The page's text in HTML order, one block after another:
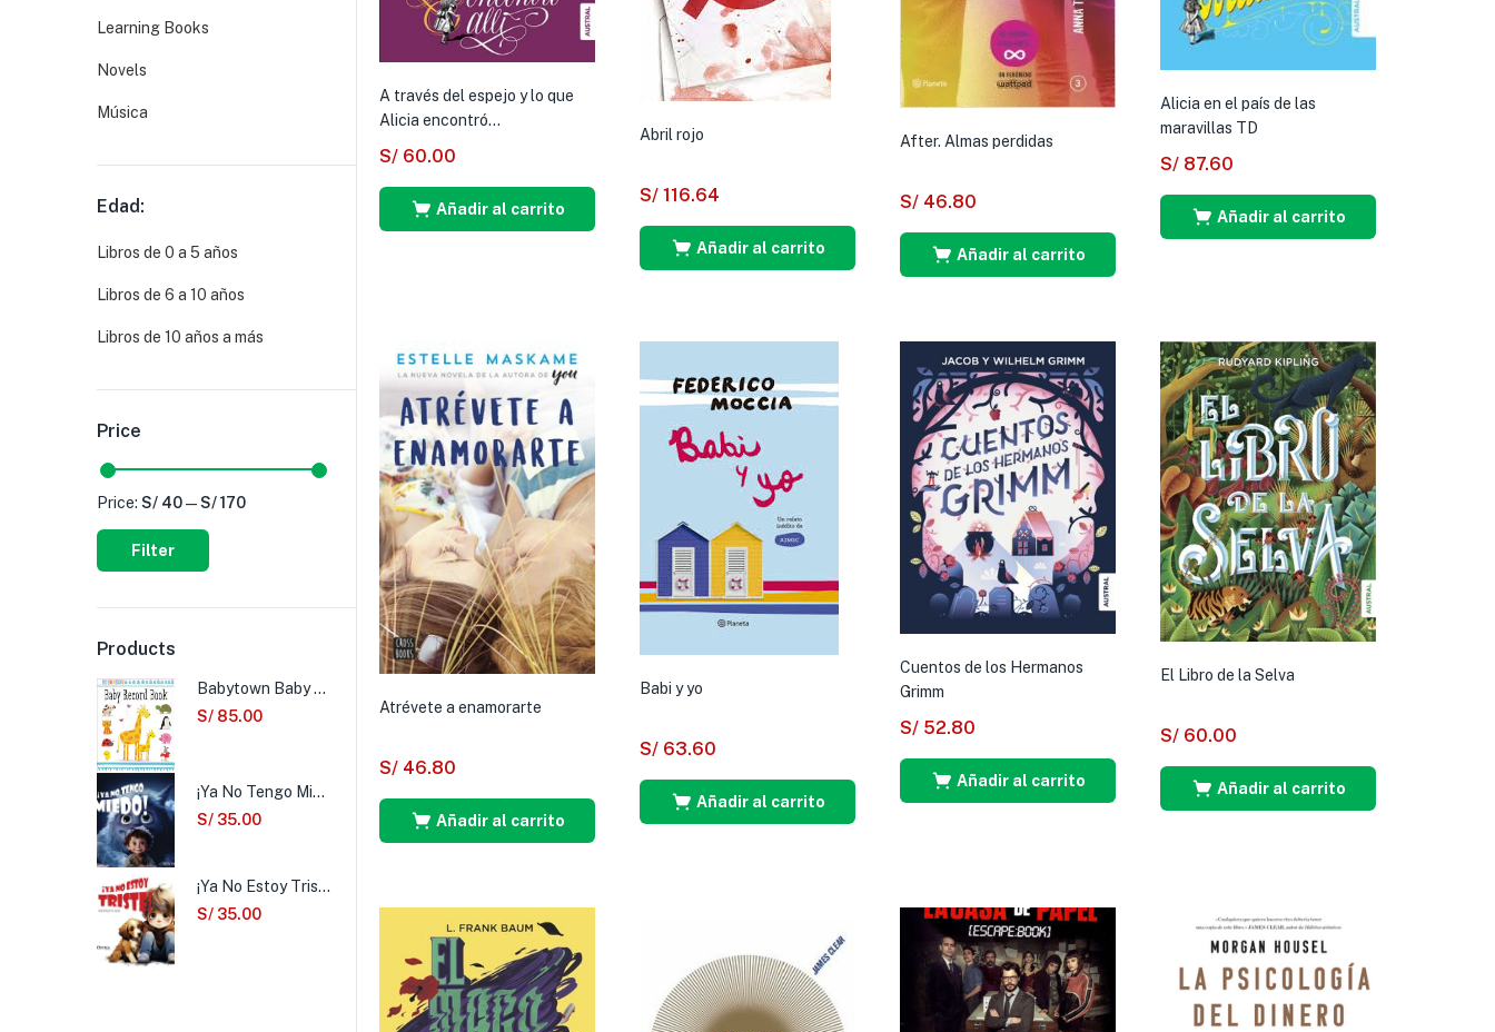
A través del espejo y lo que
Alicia encontró...
S/ 60.00
Añadir al carrito
Abril rojo
S/ 116.64
Añadir al carrito
After. Almas perdidas
S/ 46.80
Añadir al carrito
Alicia en el país de las
maravillas TD
S/ 87.60
Añadir al carrito
Atrévete a enamorarte
S/ 46.80
Añadir al carrito
Babi y yo
S/ 63.60
Añadir al carrito
Cuentos de los Hermanos
Grimm
S/ 52.80
Añadir al carrito
El Libro de la Selva
S/ 60.00
Añadir al carrito
Learning Books
Novels
Música
Edad:
Libros de 0 a 5 años
Libros de 6 a 10 años
Libros de 10 años a más
Price
Filter
Price: S/ 40—S/ 170
Products
Babytown Baby Record Book
S/ 85.00
¡Ya No Tengo Miedo!
S/ 35.00
¡Ya No Estoy Triste!
S/ 35.00